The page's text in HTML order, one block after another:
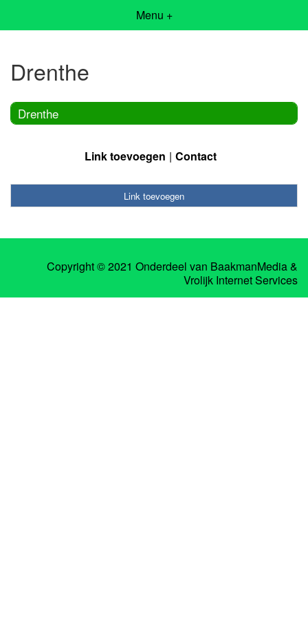
Menu +
Drenthe
Drenthe
Link toevoegen Contact
Link toevoegen
Copyright © 2021 Onderdeel van BaakmanMedia&
Vrolijk Internet Services